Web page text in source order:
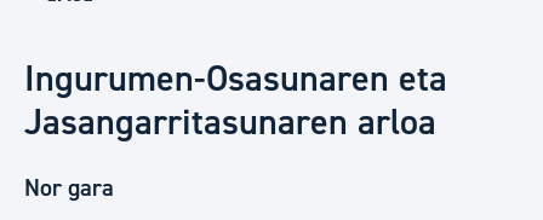
Ingurumen-Osasunaren eta
Jasangarritasunaren arloa
Nor gara